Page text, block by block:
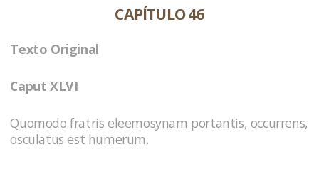
CAPÍTULO 46
Texto Original
Caput XLVI
Quomodo fratris eleemosynam portantis, occurrens,
osculatus est humerum.